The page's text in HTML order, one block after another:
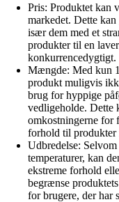
Pris: Produktet kan
markedet. Dette
især dem med et
produkter til en
konkurrencedygtigt.
Mængde: Med kun
produkt muligvis
brug for hyppige
vedligeholde. Dette
omkostningerne for
forhold til produkter
Udbredelse:
temperaturer, kan
ekstreme forhold
begrænse
for brugere, der har